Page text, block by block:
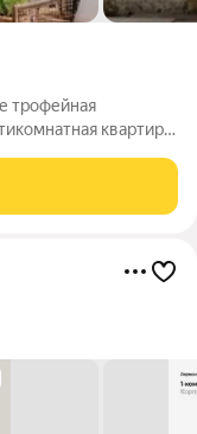
квартира
великолепная